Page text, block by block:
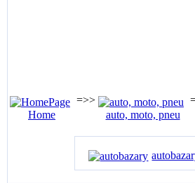
Home
=>>
auto, moto, pneu